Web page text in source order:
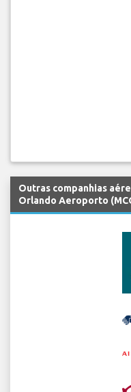
Outras companhias
Orlando Aeroporto